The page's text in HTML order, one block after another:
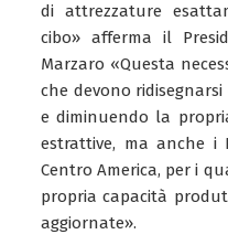
di attrezzature
cibo» afferma il
Marzaro «Questa
che devono
e diminuendo la
estrattive, ma anche i
Centro America, per i
propria capacità
aggiornate».